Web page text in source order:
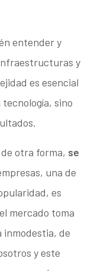
entender y
y
es esencial
tecnología, sino
otra forma, se
una de
es
mercado toma
inmodestia, de
y este